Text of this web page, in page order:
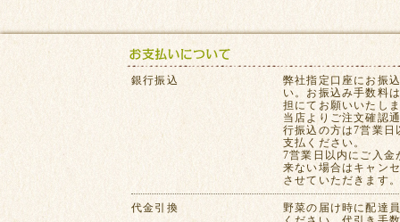
銀行振込
弊社指定口座にお振
い。お振込み手数料
担にてお願いいたし
当店よりご注文確認
行振込の方は7営業日
支払ください。
7営業日以内にご入金
来ない場合はキャン
させていただきます。
代金引換
野菜の届け時に配達